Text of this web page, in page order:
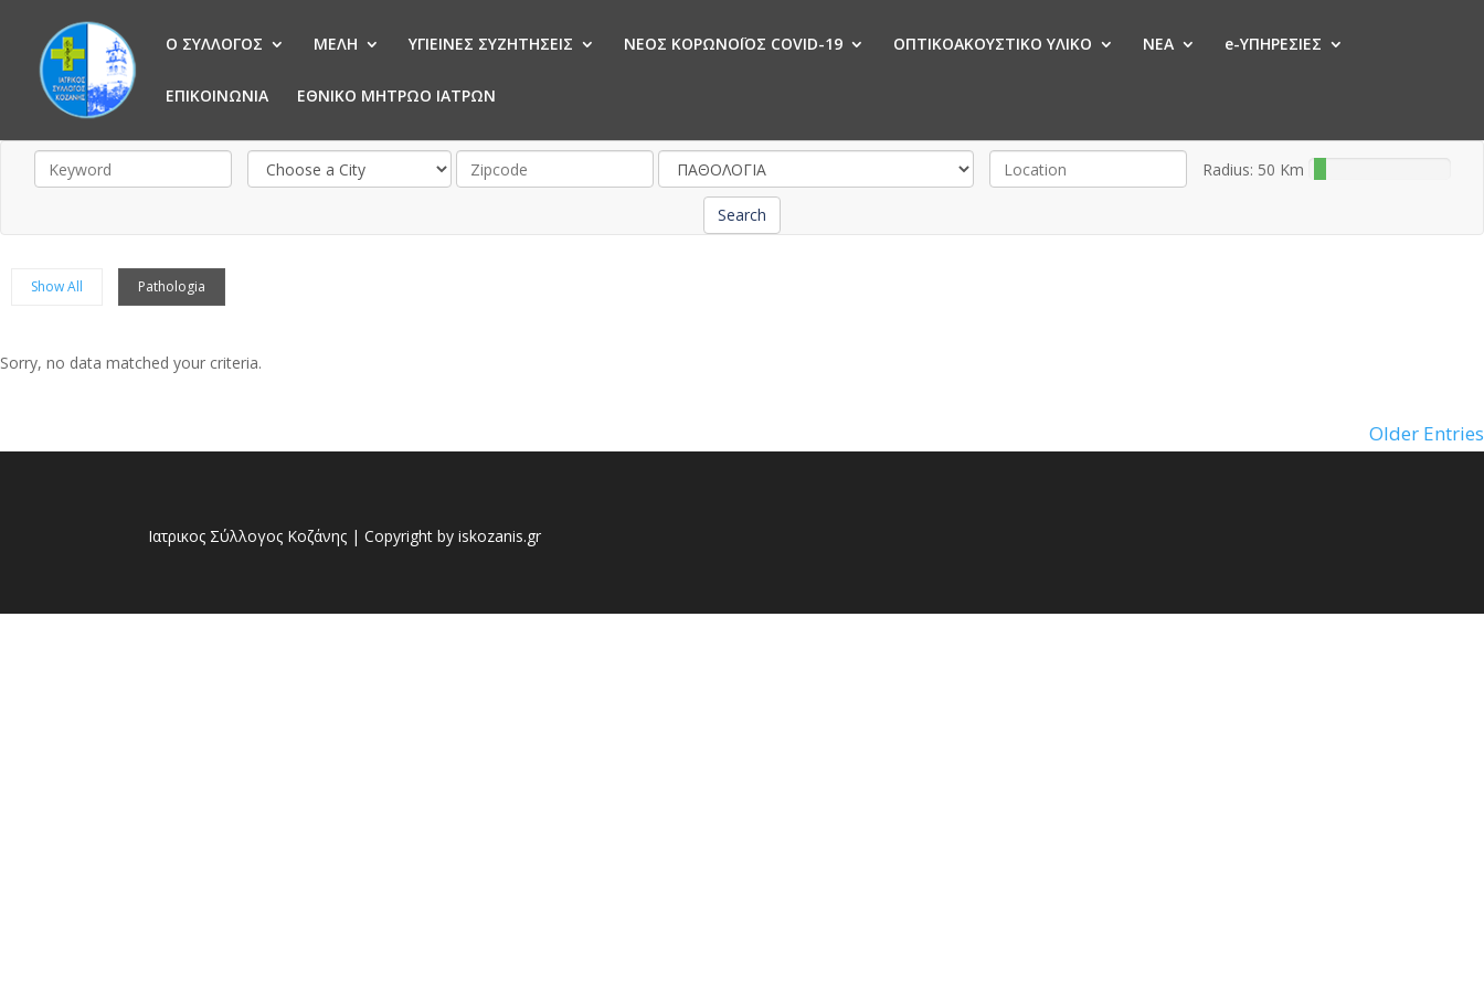
Ο ΣΥΛΛΟΓΟΣ ΜΕΛΗ ΥΓΙΕΙΝΕΣ ΣΥΖΗΤΗΣΕΙΣ ΝΕΟΣ ΚΟΡΩΝΟΪΟΣ COVID-19 ΟΠΤΙΚΟΑΚΟΥΣΤΙΚΟ ΥΛΙΚΟ ΝΕΑ e-ΥΠΗΡΕΣΙΕΣ
ΕΠΙΚΟΙΝΩΝΙΑ ΕΘΝΙΚΟ ΜΗΤΡΩΟ ΙΑΤΡΩΝ
Radius: 50 Km
Search
Show All Pathologia
Sorry, no posts matched your criteria.
Sorry, no data matched your criteria.
Older Entries
Ιατρικος Σύλλογος Κοζάνης | Copyright by iskozanis.gr